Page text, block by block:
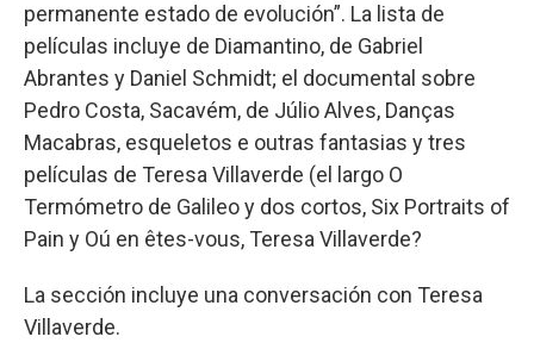
permanente estado de evolución”. La lista de
películas incluye de Diamantino, de Gabriel
Abrantes y Daniel Schmidt; el documental sobre
Pedro Costa, Sacavém, de Júlio Alves, Danças
Macabras, esqueletos e outras fantasias y tres
películas de Teresa Villaverde (el largo O
Termómetro de Galileo y dos cortos, Six Portraits of
Pain y Oú en êtes-vous, Teresa Villaverde?
La sección incluye una conversación con Teresa
Villaverde.